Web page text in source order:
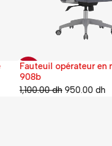
Fauteuil opérateur en mesh
908b
1,100.00dh 950.00dh